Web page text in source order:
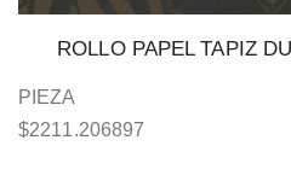
ROLLO PAPEL TAPIZ
PIEZA
$2211.206897